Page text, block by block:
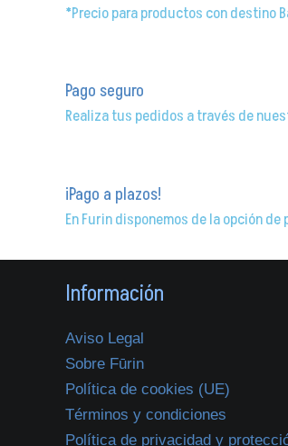
*Precio para productos con destino
Pago seguro
Realiza tus pedidos a través de
¡Pago a plazos!
En Furin disponemos de la opción de
Información
Aviso Legal
Sobre Fūrin
Política de cookies (UE)
Términos y condiciones
Política de privacidad y